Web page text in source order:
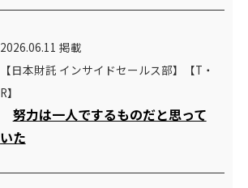
2026.06.11 掲載
【日本財託 インサイドセールス部】【T・
R】
努力は一人でするものだと思って
いた